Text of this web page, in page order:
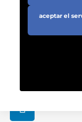
aceptar el
in